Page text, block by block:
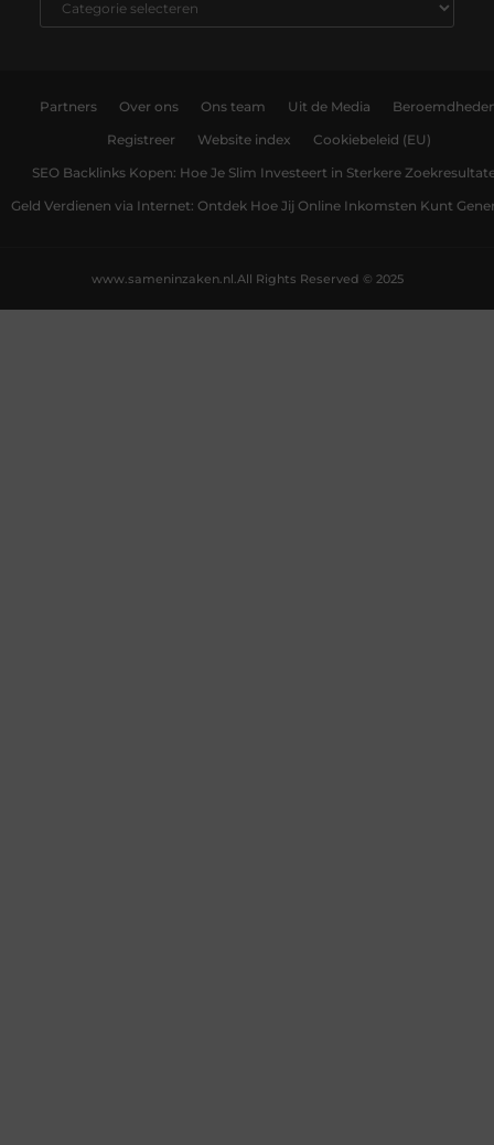
Partners Over ons Ons team Uit de Media
Registreer Website index Cookiebeleid (EU)
SEO Backlinks Kopen: Hoe Je Slim Investeert in Sterkere
Geld Verdienen via Internet: Ontdek Hoe Jij Online Inkomsten Kunt
All Rights Reserved © 2025
www.sameninzaken.nl.